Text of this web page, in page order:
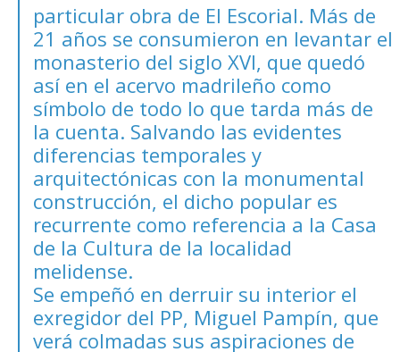
particular obra de El Escorial. Más de
21 años se consumieron en levantar el
monasterio del siglo XVI, que quedó
así en el acervo madrileño como
símbolo de todo lo que tarda más de
la cuenta. Salvando las evidentes
diferencias temporales y
arquitectónicas con la monumental
construcción, el dicho popular es
recurrente como referencia a la Casa
de la Cultura de la localidad
melidense.
Se empeñó en derruir su interior el
exregidor del PP, Miguel Pampín, que
verá colmadas sus aspiraciones de